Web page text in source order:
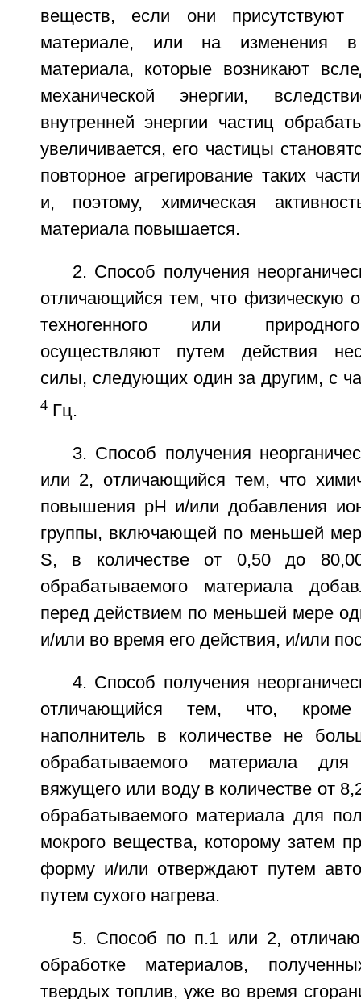
веществ, если они присутствуют
материале, или на изменения в
материала, которые возникают
механической энергии,
внутренней энергии частиц
увеличивается, его частицы
повторное агрегирование таких
и, поэтому, химическая
материала повышается.
2. Способ получения
отличающийся тем, что физическую
техногенного или
осуществляют путем действия
силы, следующих один за другим, с
4Гц.
3. Способ получения
или 2, отличающийся тем, что
повышения рН и/или добавления
группы, включающей по меньшей
S, в количестве от 0,50 до
обрабатываемого материала
перед действием по меньшей мере
и/или во время его действия, и/или
4. Способ получения
отличающийся тем, что, кроме
наполнитель в количестве не
обрабатываемого материала для
вяжущего или воду в количестве от
обрабатываемого материала для
мокрого вещества, которому затем
форму и/или отверждают путем
путем сухого нагрева.
5. Способ по п.1 или 2,
обработке материалов,
твердых топлив, уже во время